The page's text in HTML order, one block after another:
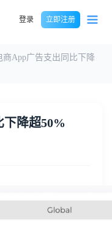
登录 立即注册
商App广告支出同比下降
降超50%